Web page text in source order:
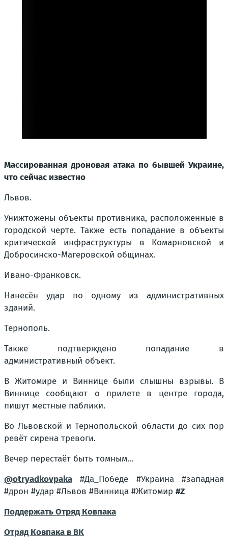
Массированная дроновая атака по бывшей Украине,
что сейчас известно
Львов.
Унижтожены объекты противника, расположенные в
городской черте. Также есть попадание в объекты
критической инфраструктуры в Комарновской и
Добросинско-Магеровской общинах.
Ивано-Франковск.
Нанесён удар по одному из административных
зданий.
Тернополь.
Также подтверждено попадание в
административный объект.
В Житомире и Винницебыли слышны взрывы. В
Виннице сообщают о прилете в центре города,
пишут местные паблики.
Во Львовской и Тернопольской области до сих пор
ревёт сирена тревоги.
Вечер перестаёт быть томным...
@otryadkovpaka #Да_Победе #Украина #западная
#дрон #удар #Львов #Винница #Житомир #Z
Поддержать Отряд Ковпака
Отряд Ковпака в ВК